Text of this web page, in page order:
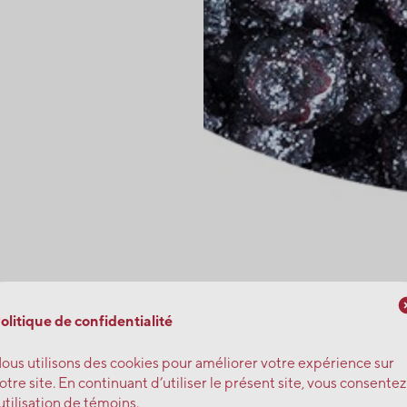
de confidentialité
utilisons des cookies pour améliorer votre expérience sur
site. En continuant d’utiliser le présent site, vous
de témoins.